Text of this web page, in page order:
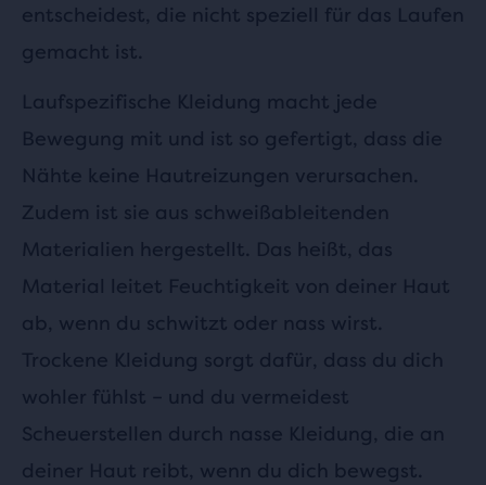
entscheidest, die nicht speziell für das Laufen
gemacht ist.
Laufspezifische Kleidung macht jede
Bewegung mit und ist so gefertigt, dass die
Nähte keine Hautreizungen verursachen.
Zudem ist sie aus schweißableitenden
Materialien hergestellt. Das heißt, das
Material leitet Feuchtigkeit von deiner Haut
ab, wenn du schwitzt oder nass wirst.
Trockene Kleidung sorgt dafür, dass du dich
wohler fühlst – und du vermeidest
Scheuerstellen durch nasse Kleidung, die an
deiner Haut reibt, wenn du dich bewegst.